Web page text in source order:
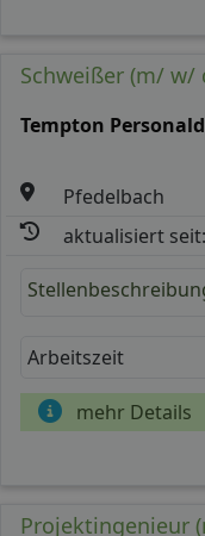
Schweißer (m/
Tempton
Pfedelbach
aktualisiert
Arbeitszeit
mehr Details
Projektingenieur